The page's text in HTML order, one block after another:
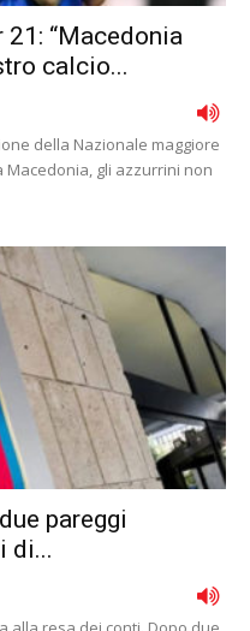
“Macedonia
calcio...
della Nazionale maggiore
gli azzurrini non
pareggi
di...